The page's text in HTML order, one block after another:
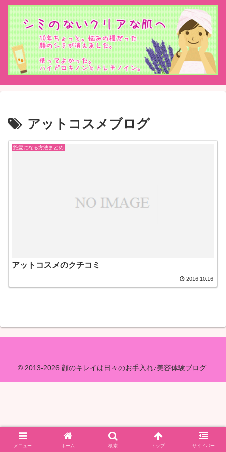
アットコスメブログ
艶髪になる方法まとめ
アットコスメのクチコミ
2016.10.16
© 2013-2026 顔のキレイは日々のお手入れ♪美容体験ブログ.
メニュー ホーム 検索 トップ サイドバー